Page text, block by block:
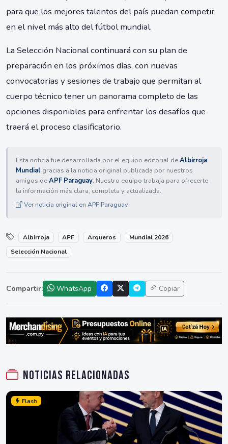
para que los mejores talentos del país puedan competir
en el nivel más alto del fútbol mundial.
La Selección Nacional continuará con su plan de
preparación en los próximos días, con nuevas
convocatorias y sesiones de trabajo que permitan al
cuerpo técnico tener un panorama completo de las
opciones disponibles para enfrentar los desafíos que
traerá el proceso clasificatorio.
Esta noticia fue desarrollada por el equipo editorial deAlbirroja
Mundial gracias a la noticia original publicada por nuestros
amigos deAPF Paraguay. Nuestro equipo trabaja para ofrecerte
la información más clara, completa y actualizada.
Ver noticia original en APF Paraguay
Albirroja APF Arqueros
Mundial 2026
Selección Nacional
Compartir: WhatsApp Copiar
Noticias relacionadas
Flash